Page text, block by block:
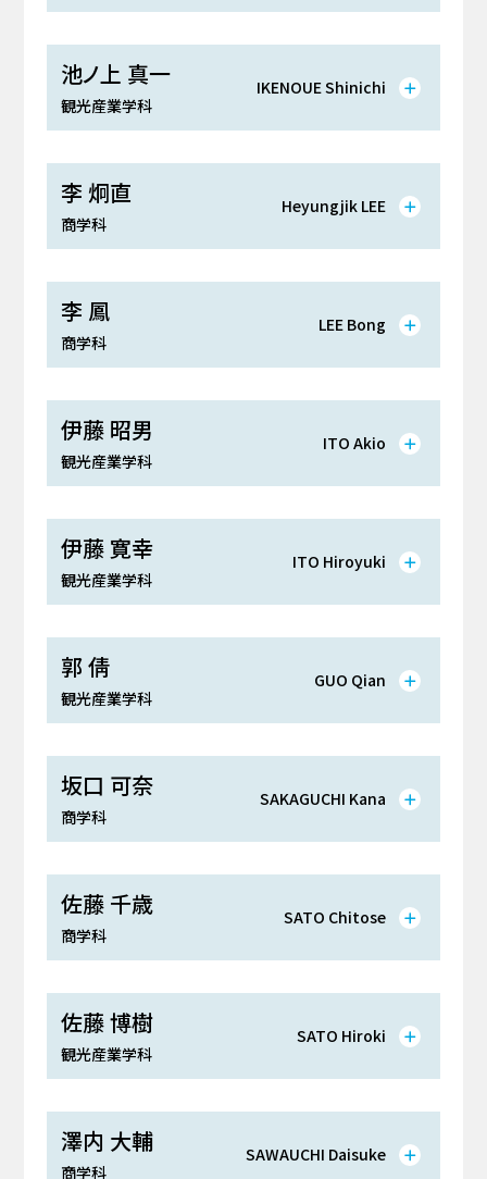
池ノ上 真一
観光産業学科
IKENOUE Shinichi
李 炯直
商学科
Heyungjik LEE
李 鳳
商学科
LEE Bong
伊藤 昭男
観光産業学科
ITO Akio
伊藤 寛幸
観光産業学科
ITO Hiroyuki
郭 倩
観光産業学科
GUO Qian
坂口 可奈
商学科
SAKAGUCHI Kana
佐藤 千歳
商学科
SATO Chitose
佐藤 博樹
観光産業学科
SATO Hiroki
澤内 大輔
商学科
SAWAUCHI Daisuke